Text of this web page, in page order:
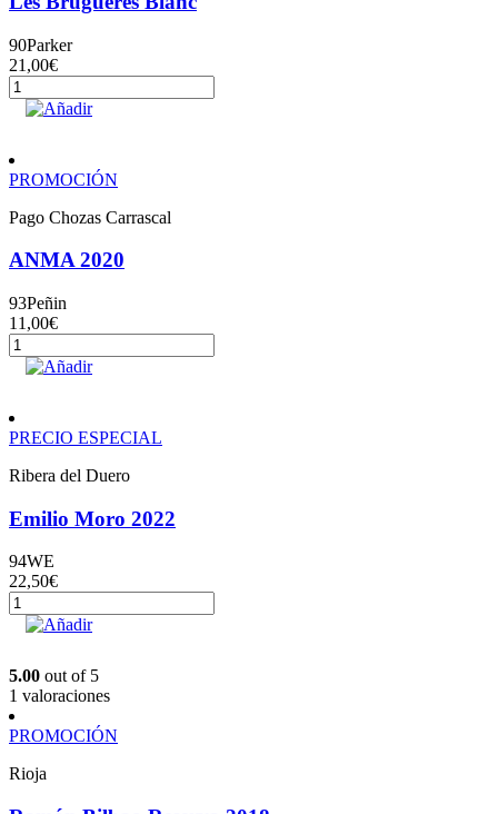
90Parker
21,00€
Les
Brugueres
Añadir
PROMOCIÓN
Pago Chozas Carrascal
ANMA 2020
93Peñin
11,00€
ANMA
2020Añadir
PRECIO ESPECIAL
Ribera del Duero
Emilio Moro 2022
94WE
22,50€
Emilio
MoroAñadir
5.00 out of 5
1 valoraciones
PROMOCIÓN
Rioja